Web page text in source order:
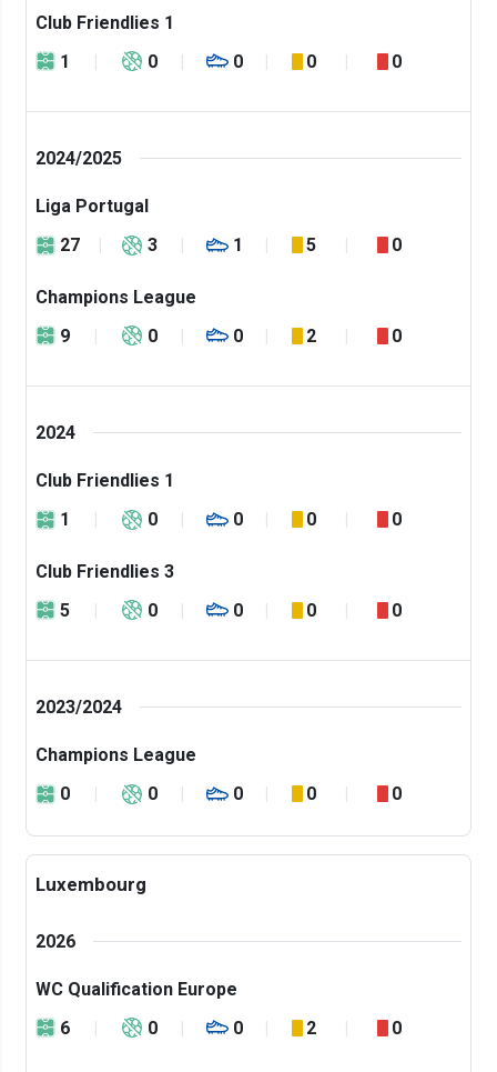
Club Friendlies 1
1
0 0 0 0
2024/2025
Liga Portugal
27
3 1 5 0
Champions League
9
0 0 2 0
2024
Club Friendlies 1
1
0 0 0 0
Club Friendlies 3
5
0 0 0 0
2023/2024
Champions League
0
0 0 0 0
Luxembourg
2026
WC Qualification Europe
6
0 0 2 0